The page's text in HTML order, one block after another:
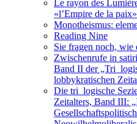
Le rayon des
«l’Empire de la
Monotheismus:
Reading Nine
Sie fragen noch, wie
Zwischenrufe in
Band II der
lobbykratischen
Die tri_logische
Zeitalters, Band III: